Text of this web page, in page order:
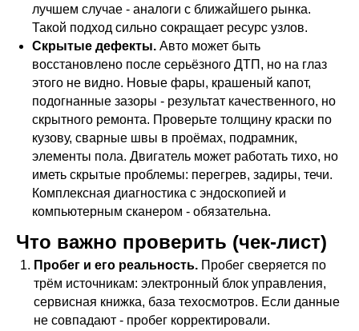
лучшем случае - аналоги с ближайшего рынка.
Такой подход сильно сокращает ресурс узлов.
Скрытые дефекты. Авто может быть
восстановлено после серьёзного ДТП, но на глаз
этого не видно. Новые фары, крашеный капот,
подогнанные зазоры - результат качественного, но
скрытного ремонта. Проверьте толщину краски по
кузову, сварные швы в проёмах, подрамник,
элементы пола. Двигатель может работать тихо, но
иметь скрытые проблемы: перегрев, задиры, течи.
Комплексная диагностика с эндоскопией и
компьютерным сканером - обязательна.
Что важно проверить (чек-лист)
Пробег и его реальность. Пробег сверяется по
трём источникам: электронный блок управления,
сервисная книжка, база техосмотров. Если данные
не совпадают - пробег корректировали.